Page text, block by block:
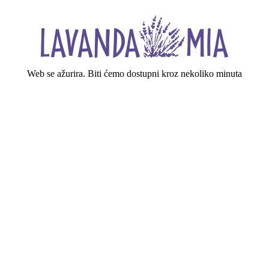
Web se ažurira. Biti ćemo dostupni kroz nekoliko minuta